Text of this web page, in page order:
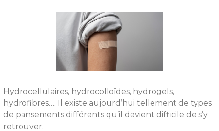
Hydrocellulaires, hydrocolloïdes, hydrogels,
hydrofibres…. Il existe aujourd’hui tellement de types
de pansements différents qu’il devient difficile de s’y
retrouver.